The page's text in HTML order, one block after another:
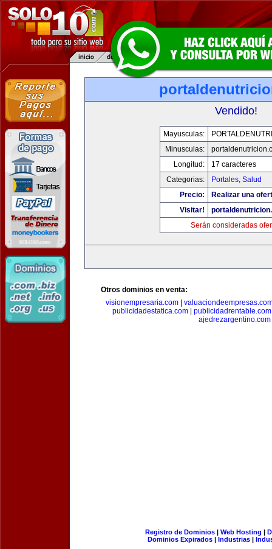
Vendido!
Mayusculas:
Minusculas:
Longitud:
17 caracteres
Categorias:
Portales, Salud
Precio:
Realizar una
Visitar!
Serán consideradas
Otros dominios en venta:
visionempresaria.com
publicidadestatica.com
publicidadrentable.com
ajedrezargentino.com
Registro de Dominios| Web Hosting |
Dominios Expirados | Industrias |